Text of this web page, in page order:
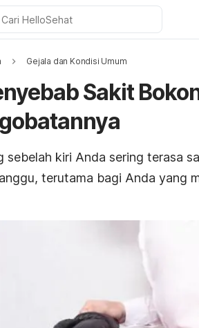
Gejala dan Kondisi Umum
Sakit
sebelah kiri Anda sering terasa
terutama bagi Anda yang